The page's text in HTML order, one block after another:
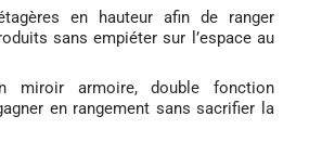
en hauteur afin de ranger
sans empiéter sur l’espace au
miroir armoire, double fonction
en rangement sans sacrifier la